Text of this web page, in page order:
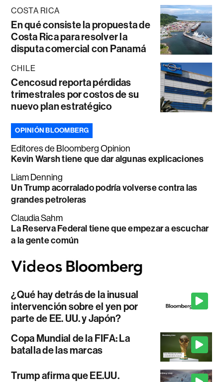
COSTA RICA
En qué consiste la propuesta de
Costa Rica para resolver la
disputa comercial con Panamá
CHILE
Cencosud reporta pérdidas
trimestrales por costos de su
nuevo plan estratégico
OPINIÓN BLOOMBERG
Editores de Bloomberg Opinion
Kevin Warsh tiene que dar algunas explicaciones
Liam Denning
Un Trump acorralado podría volverse contra las
grandes petroleras
Claudia Sahm
La Reserva Federal tiene que empezar a escuchar
a la gente común
¿Qué hay detrás de la inusual
intervención sobre el yen por
parte de EE. UU. y Japón?
Copa Mundial de la FIFA: La
batalla de las marcas
Trump afirma que EE.UU.